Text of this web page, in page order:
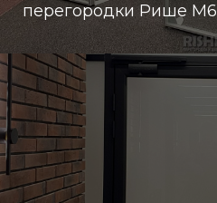
перегородки Рише М6